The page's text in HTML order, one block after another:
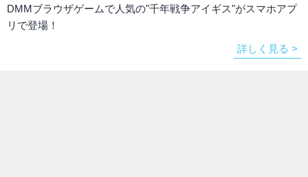
DMMブラウザゲームで人気の"千年戦争アイギス"がスマホアプ
リで登場！
詳しく見る >